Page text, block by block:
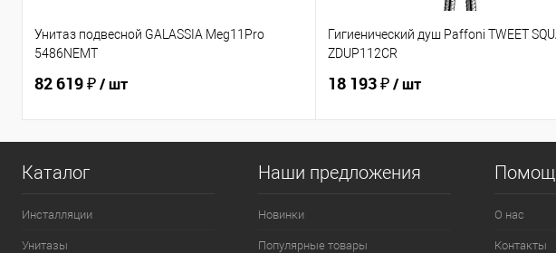
Унитаз подвесной GALASSIA Meg11Pro
5486NEMT
82 619 ₽/ шт
Гигиенический душ Paffoni TWEET
ZDUP112CR
18 193 ₽/ шт
Каталог
Инсталляции
Унитазы
Наши предложения
Новинки
Популярные товары
О нас
Контакты